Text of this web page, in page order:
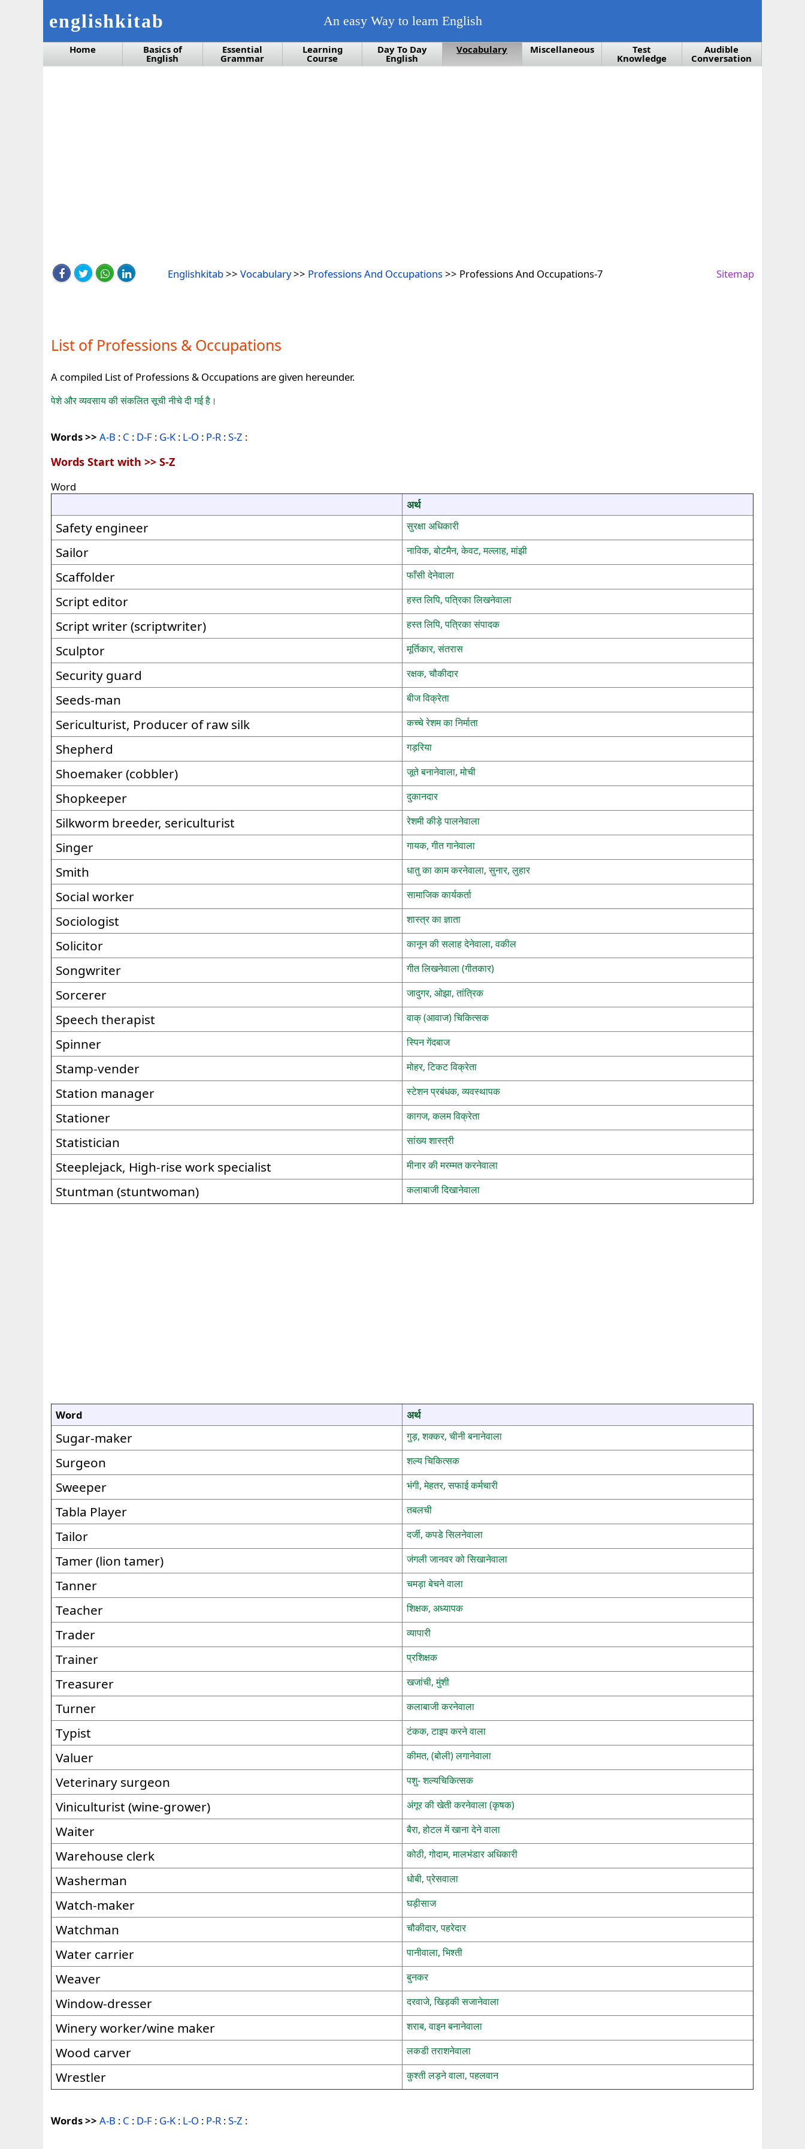
englishkitab An easy Way to learn English
Home Basics of
English
Essential
Grammar
Learning
Course
Day To Day
English
Vocabulary Miscellaneous Test
Knowledge
Audible
Conversation
Englishkitab>>Vocabulary>> Professions And Occupations>> Professions And Occupations-7 Sitemap
List of Professions & Occupations
A compiled List of Professions & Occupations are given hereunder.
पेशे और व्यवसाय की संकलित सूची नीचे दी गई है।
Words >> A-B : C : D-F : G-K : L-O : P-R :S-Z :
Words Start with >> S-Z
Word
अर्थ
Safety engineer सुरक्षा अधिकारी
Sailor नाविक, बोटमैन, केवट, मल्लाह, मांझी
Scaffolder फाँसी देनेवाला
Script editor हस्त लिपि, पत्रिका लिखनेवाला
Script writer (scriptwriter) हस्त लिपि, पत्रिका संपादक
Sculptor मूर्तिकार, संतरास
Security guard रक्षक, चौकीदार
Seeds-man बीज विक्रेता
Sericulturist, Producer of raw silk कच्चे रेशम का निर्माता
Shepherd गड़रिया
Shoemaker (cobbler) जूते बनानेवाला, मोची
Shopkeeper दुकानदार
Silkworm breeder, sericulturist रेशमी कीड़े पालनेवाला
Singer गायक, गीत गानेवाला
Smith धातु का काम करनेवाला, सुनार, लुहार
Social worker सामाजिक कार्यकर्ता
Sociologist शास्त्र का ज्ञाता
Solicitor कानून की सलाह देनेवाला, वकील
Songwriter गीत लिखनेवाला (गीतकार)
Sorcerer जादुगर, ओझा, तांत्रिक
Speech therapist वाक् (आवाज) चिकित्सक
Spinner स्पिन गेंदबाज
Stamp-vender मोहर, टिकट विक्रेता
Station manager स्टेशन प्रबंधक, व्यवस्थापक
Stationer कागज, कलम विक्रेता
Statistician सांख्य शास्त्री
Steeplejack, High-rise work specialist मीनार की मरम्मत करनेवाला
Stuntman (stuntwoman) कलाबाजी दिखानेवाला
Word अर्थ
Sugar-maker गुड़, शक्कर, चीनी बनानेवाला
Surgeon शल्य चिकित्सक
Sweeper भंगी, मेहतर, सफाई कर्मचारी
Tabla Player तबलची
Tailor दर्जी, कपडे सिलनेवाला
Tamer (lion tamer) जंगली जानवर को सिखानेवाला
Tanner चमड़ा बेचने वाला
Teacher शिक्षक, अध्यापक
Trader व्यापारी
Trainer प्रशिक्षक
Treasurer खजांची, मुंशी
Turner कलाबाजी करनेवाला
Typist टंकक, टाइप करने वाला
Valuer कीमत, (बोली) लगानेवाला
Veterinary surgeon पशु- शल्यचिकित्सक
Viniculturist (wine-grower) अंगूर की खेती करनेवाला (कृषक)
Waiter बैरा, होटल में खाना देने वाला
Warehouse clerk कोठी, गोदाम, मालभंडार अधिकारी
Washerman धोबी, प्रेसवाला
Watch-maker घड़ीसाज
Watchman चौकीदार, पहरेदार
Water carrier पानीवाला, भिश्ती
Weaver बुनकर
Window-dresser दरवाजे, खिड़की सजानेवाला
Winery worker/wine maker शराब, वाइन बनानेवाला
Wood carver लकडी तराशनेवाला
Wrestler कुश्ती लड़ने वाला, पहलवान
Words >> A-B : C : D-F : G-K : L-O : P-R :S-Z :